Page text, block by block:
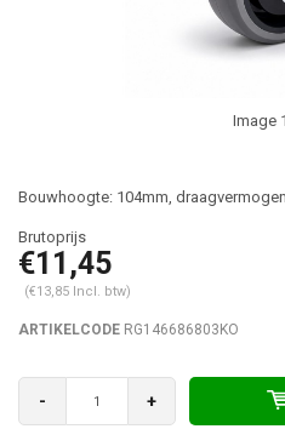
Image 1
Bouwhoogte: 104mm,
€11,45
(€13,85 Incl. btw)
ARTIKELCODE RG146686803KO
- +